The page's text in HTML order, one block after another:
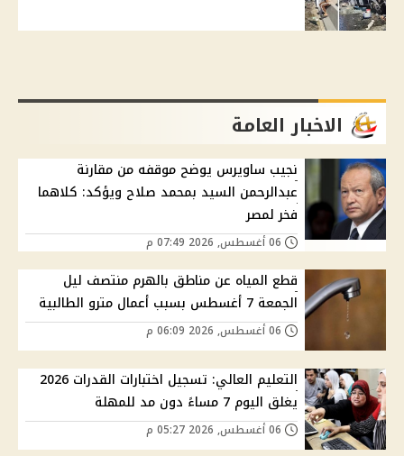
الاخبار العامة
نجيب ساويرس يوضح موقفه من مقارنة
عبدالرحمن السيد بمحمد صلاح ويؤكد: كلاهما
فخر لمصر
قطع المياه عن مناطق بالهرم منتصف ليل
الجمعة 7 أغسطس بسبب أعمال مترو الطالبية
التعليم العالي: تسجيل اختبارات القدرات 2026
يغلق اليوم 7 مساءً دون مد للمهلة